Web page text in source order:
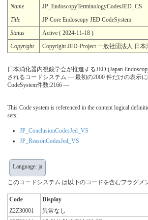
Name
JP_EndoscopyTerminologyCodesJED_CS
Title
JP Core Endoscopy JED CodeSystem
Status
Active ( 2024-11-18 )
Copyright
Copyright JED-Project 一般社団法人 日
日本消化器内視鏡学会が推進するJED (Japan
されるコードシステム — 最初の2000 件だけの表示に
CodeSystem件数:2166 —
This Code system is referenced in the content logical
sets:
JP_ConclusionCodesJed_VS
JP_ReasonCodesJed_VS
Language: ja
このコードシステム は以下のコードを含むフラグメ
Code
Display
Z2Z30001
異常なし